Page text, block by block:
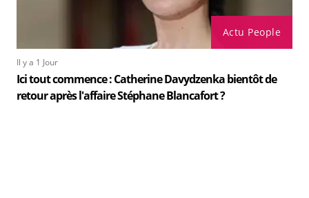
Actu People
Il y a 1 Jour
Ici tout commence : Catherine Davydzenka bientôt de
retour après l'affaire Stéphane Blancafort ?